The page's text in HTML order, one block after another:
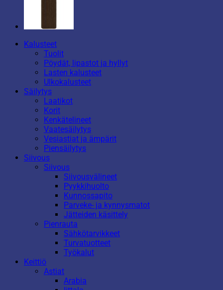
Kalusteet
Tuolit
Pöydät, lipastot ja hyllyt
Lasten kalusteet
Ulkokalusteet
Säilytys
Laatikot
Korit
Kenkätelineet
Vaatesäilytys
Vesiastiat ja ämpärit
Piensäilytys
Siivous
Siivous
Siivousvälineet
Pyykkihuolto
Kunnossapito
Parveke- ja kynnysmatot
Jätteiden käsittely
Pienrauta
Sähkötarvikkeet
Turvatuotteet
Työkalut
Keittiö
Astiat
Arabia